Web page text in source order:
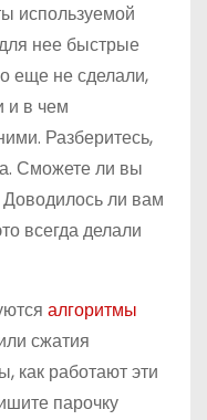
используемой
нее быстрые
еще не сделали,
и в чем
Разберитесь,
Сможете ли вы
ли вам
всегда делали
алгоритмы
сжатия
как работают эти
парочку